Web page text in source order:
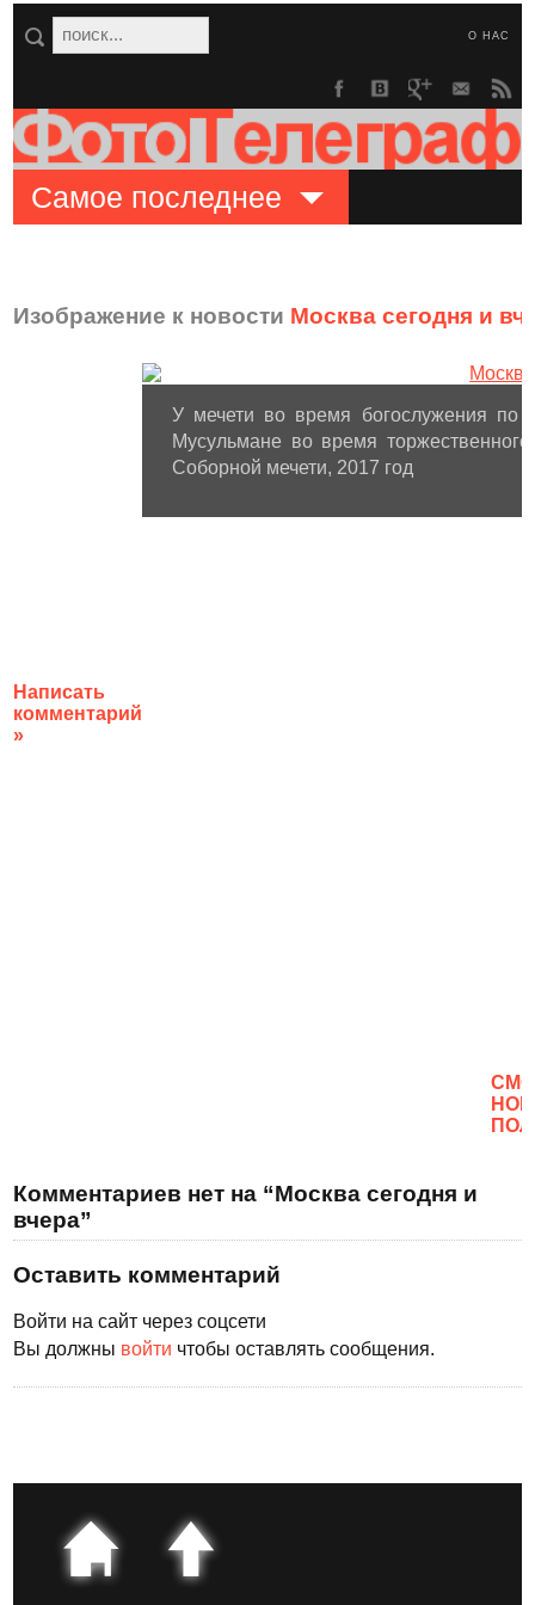
О НАС
Самое последнее
Изображение к новости Москва сегодня и
Написать
комментарий
»
У мечети во время богослужения по
Мусульмане во время
Соборной мечети, 2017 год
Комментариев нет на “Москва сегодня и
вчера”
Оставить комментарий
Войти на сайт через соцсети
Вы должны войти чтобы оставлять сообщения.